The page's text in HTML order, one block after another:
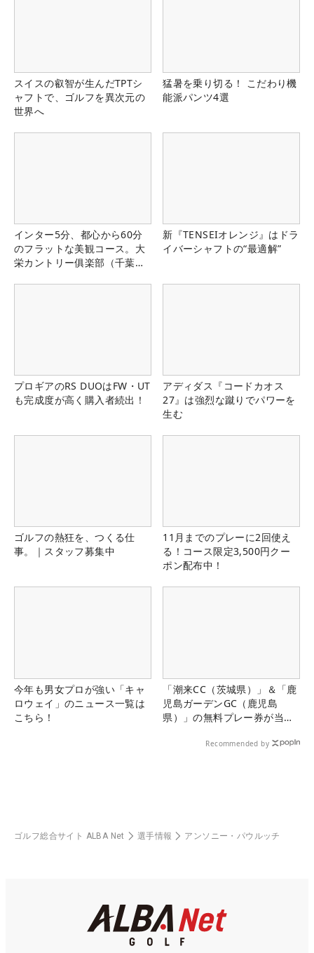
スイスの叡智が生んだTPTシ
ャフトで、ゴルフを異次元の
世界へ
猛暑を乗り切る！ こだわり機
能派パンツ4選
インター5分、都心から60分
のフラットな美観コース。大
栄カントリー俱楽部（千葉
新『TENSEIオレンジ』はドラ
イバーシャフトの“最適解”
プロギアのRS DUOはFW・UT
も完成度が高く購入者続出！
アディダス『コードカオス
27』は強烈な蹴りでパワーを
生む
ゴルフの熱狂を、つくる仕
事。｜スタッフ募集中
11月までのプレーに2回使え
る！コース限定3,500円クー
ポン配布中！
今年も男女プロが強い「キャ
ロウェイ」のニュース一覧は
こちら！
「潮来CC（茨城県）」＆「鹿
児島ガーデンGC（鹿児島
県）」の無料プレー券が当た
Recommended by
ゴルフ総合サイト ALBA Net 選手情報 アンソニー・パウルッチ